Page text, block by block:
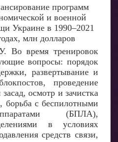
программ
и военной
Украине в 1990–2021
млн долларов
Во время тренировок
вопросы: порядок
развертывание и
проведение
осмотр и зачистка
борьба с беспилотными
(БПЛА),
в условиях
средств связи,